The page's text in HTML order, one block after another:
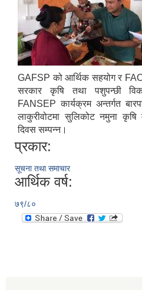
GAFSP को आर्थिक सहयोग र FAO
सरकार कृषि तथा पशुपन्छी
FANSEP कार्यक्रम अन्तर्गत
लाकुरीवोटमा सुलिकोट नमुना कृषि
दिवस सम्पन्न।
प्रकार:
सूचना तथा समाचार
आर्थिक वर्ष:
७९/८०